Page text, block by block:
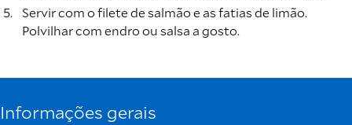
Servir com o filete de salmão e as fatias de limão.
Polvilhar com endro ou salsa a gosto.
Informações gerais